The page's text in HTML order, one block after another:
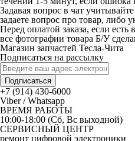
Задавая вопрос в чат
задаете вопрос про товар, либо
Перед оплатой заказа, если
все фотографии товара Б/У
Магазин запчастей Тесла-Чита
Подписаться на рассылку
Подписаться
+7 (914) 430-6000
Viber / Whatsapp
ВРЕМЯ РАБОТЫ
10:00-18:00 (Сб, Вс выходной)
СЕРВИСНЫЙ ЦЕНТР
ремонт цифровой электроники